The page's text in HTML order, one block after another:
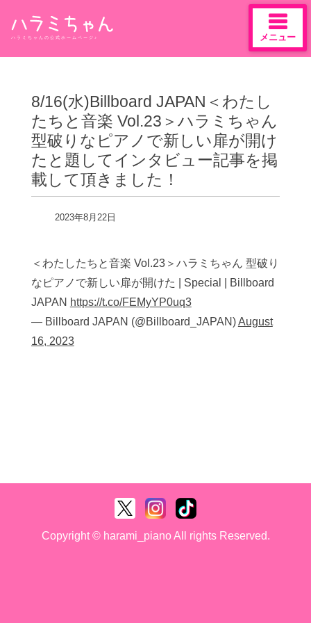
content
ハラミちゃんの公式ホームページ♪ メニュー
8/16(水)Billboard JAPAN＜わたし
たちと音楽 Vol.23＞ハラミちゃん
型破りなピアノで新しい扉が開け
たと題してインタビュー記事を掲
載して頂きました！
2023年8月22日
＜わたしたちと音楽 Vol.23＞ハラミちゃん 型破り
なピアノで新しい扉が開けた | Special | Billboard
JAPAN https://t.co/FEMyYP0uq3
— Billboard JAPAN (@Billboard_JAPAN)August
16, 2023
Copyright © harami_piano All rights Reserved.